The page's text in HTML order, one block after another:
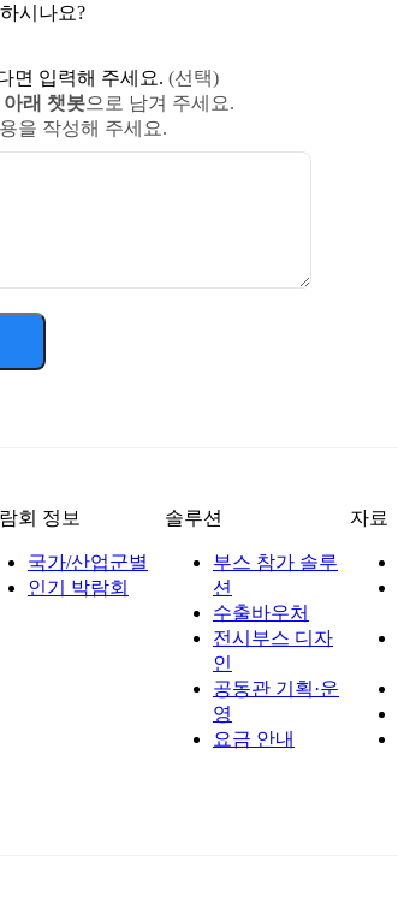
시나요?
면 입력해 주세요. (선택)
아래 챗봇으로 남겨 주세요.
을 작성해 주세요.
회 정보
국가/산업군별
인기 박람회
솔루션
부스 참가 솔루
션
수출바우처
전시부스 디자
인
공동관 기획·운
영
요금 안내
자료